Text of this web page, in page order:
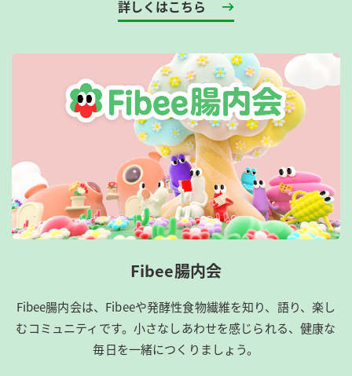
詳しくはこちら
Fibee腸内会
Fibee腸内会は、​Fibeeや発酵性食物繊維を知り、語り、楽し
むコミュニティです。​小さなしあわせを感じられる、健康な
毎日を一緒につくりましょう。